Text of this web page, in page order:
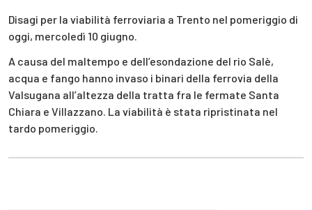
Disagi per la viabilità ferroviaria a Trento nel pomeriggio di
oggi, mercoledì 10 giugno.
A causa del maltempo e dell’esondazione del rio Salè,
acqua e fango hanno invaso i binari della ferrovia della
Valsugana all’altezza della tratta fra le fermate Santa
Chiara e Villazzano. La viabilità è stata ripristinata nel
tardo pomeriggio.